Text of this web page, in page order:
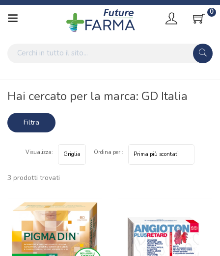
0
Home Marche parafarmaci GD Italia
Hai cercato per la marca: GD Italia
Filtra
3 prodotti trovati
Visualizza: Ordina per :